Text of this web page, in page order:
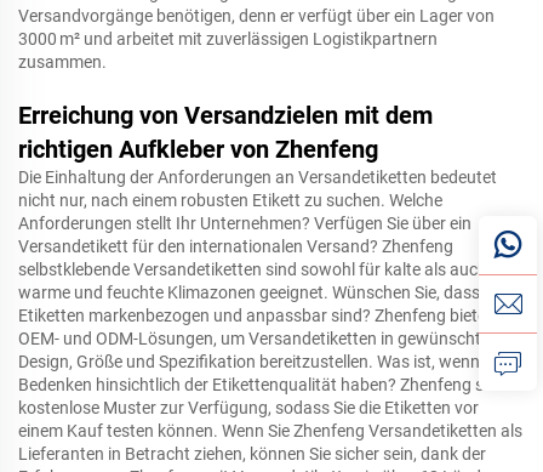
Versandvorgänge benötigen, denn er verfügt über ein Lager von
3000 m² und arbeitet mit zuverlässigen Logistikpartnern
zusammen.
Erreichung von Versandzielen mit dem
richtigen Aufkleber von Zhenfeng
Die Einhaltung der Anforderungen an Versandetiketten bedeutet
nicht nur, nach einem robusten Etikett zu suchen. Welche
Anforderungen stellt Ihr Unternehmen? Verfügen Sie über ein
Versandetikett für den internationalen Versand? Zhenfeng
selbstklebende Versandetiketten sind sowohl für kalte als auch für
warme und feuchte Klimazonen geeignet. Wünschen Sie, dass Ihre
Etiketten markenbezogen und anpassbar sind? Zhenfeng bietet
OEM- und ODM-Lösungen, um Versandetiketten in gewünschtem
Design, Größe und Spezifikation bereitzustellen. Was ist, wenn Sie
Bedenken hinsichtlich der Etikettenqualität haben? Zhenfeng stellt
kostenlose Muster zur Verfügung, sodass Sie die Etiketten vor
einem Kauf testen können. Wenn Sie Zhenfeng Versandetiketten als
Lieferanten in Betracht ziehen, können Sie sicher sein, dank der